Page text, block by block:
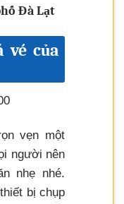
Đà Lạt
vé của
vẹn một
người nên
nhẹ nhé.
bị chụp